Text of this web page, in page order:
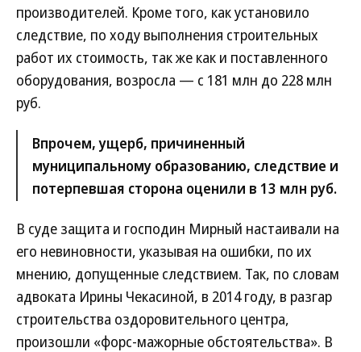
производителей. Кроме того, как установило
следствие, по ходу выполнения строительных
работ их стоимость, так же как и поставленного
оборудования, возросла — с 181 млн до 228 млн
руб.
Впрочем, ущерб, причиненный
муниципальному образованию, следствие и
потерпевшая сторона оценили в 13 млн руб.
В суде защита и господин Мирный настаивали на
его невиновности, указывая на ошибки, по их
мнению, допущенные следствием. Так, по словам
адвоката Ирины Чекасиной, в 2014 году, в разгар
строительства оздоровительного центра,
произошли «форс-мажорные обстоятельства». В